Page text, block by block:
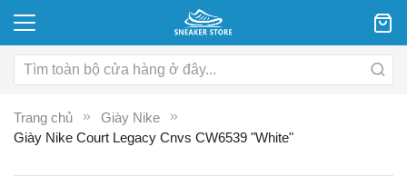
Trang chủ
Giày Nike
Giày Nike Court Legacy Cnvs CW6539 "White"